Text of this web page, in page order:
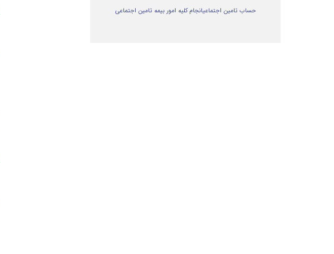
حساب تامین اجتماعیانجام کلیه امور بیمه تامین اجتماعی